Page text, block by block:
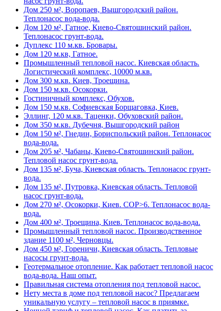
Дом 250 м², Воропаев, Вышгородский район.
Теплонасос вода-вода.
Дом 120 м², Гатное, Киево-Святошинский район.
Теплонасос грунт-вода.
Дуплекс 110 м.кв. Бровары.
Дом 120 м.кв, Гатное.
Промышленный тепловой насос. Киевская область.
Логистический комплекс, 10000 м.кв.
Дом 300 м.кв. Киев, Троещина.
Дом 150 м.кв. Осокорки.
Гостиничный комплекс, Обухов.
Дом 150 м.кв. Софиевская Борщаговка, Киев.
Эллинг, 120 м.кв. Таценки, Обуховский район.
Дом 350 м.кв. Дубечня, Вышгородский район
Дом 150 м², Гнедин, Бориспольский район. Теплонасос
вода-вода.
Дом 205 м², Чабаны, Киево-Святошинский район.
Тепловой насос грунт-вода.
Дом 135 м², Буча, Киевская область. Теплонасос грунт-
вода.
Дом 135 м², Путровка, Киевская область. Тепловой
насос грунт-вода.
Дом 270 м², Осокорки, Киев. COP>6. Теплонасос вода-
вода.
Дом 400 м², Троещина, Киев. Теплонасос вода-вода.
Промышленный тепловой насос. Производственное
здание 1100 м², Черновцы.
Дом 450 м², Гореничи, Киевская область. Тепловые
насосы грунт-вода.
Геотермальное отопление. Как работает тепловой насос
вода-вода. Наш опыт.
Правильная система отопления под тепловой насос.
Нету места в доме под тепловой насос? Предлагаем
уникальную услугу – тепловой насос в приямке.